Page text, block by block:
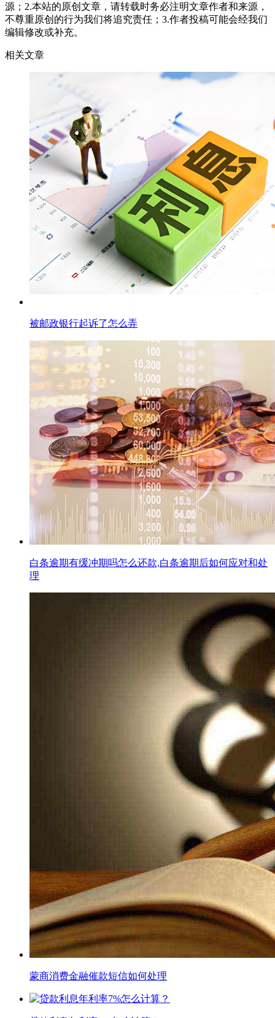
源；2.本站的原创文章，请转载时务必注明文章作者和来源，
不尊重原创的行为我们将追究责任；3.作者投稿可能会经我们
编辑修改或补充。
相关文章
被邮政银行起诉了怎么弄
白条逾期有缓冲期吗怎么还款,白条逾期后如何应对和处
理
蒙商消费金融催款短信如何处理